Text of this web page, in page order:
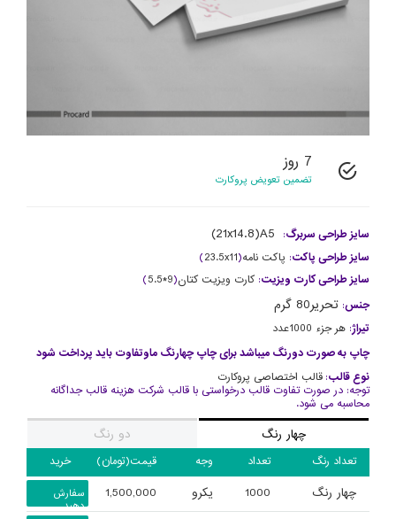
7 روز
تضمین تعویض پروکارت
سایز طراحی سربرگ:
سایز طراحی پاکت: پاکت نامه(
23.5x11
)
سایز طراحی کارت ویزیت: کارت ویزیت کتان(
9*5.5
)
جنس: تحریر80 گرم
تیراژ: هر جزء 1000عدد
چاپ به صورت دورنگ میباشد برای چاپ چهارنگ ماوتفاوت باید پرداخت شود
نوع قالب: قالب اختصاصی پروکارت
توجه: در صورت تفاوت قالب درخواستی با قالب شرکت هزینه قالب جداگانه
محاسبه می شود.
چهار رنگ دو رنگ
تعداد رنگ تعداد وجه قیمت(تومان) خرید
چهار رنگ 1000 یکرو 1,500,000
سفارش
دهید